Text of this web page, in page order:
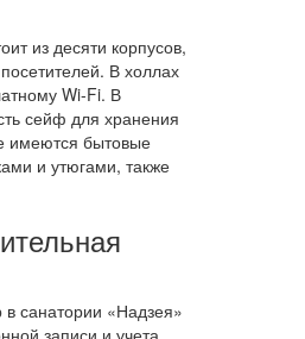
из десяти корпусов,
В холлах
Wi-Fi. В
сейф для хранения
имеются бытовые
и утюгами, также
санатории «Надзея»
записи и учета